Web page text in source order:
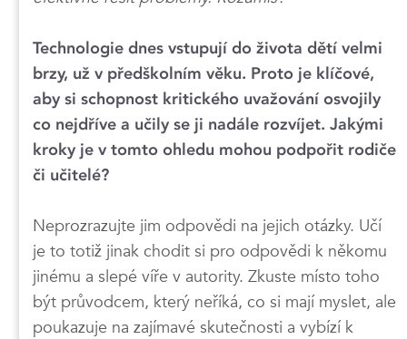
Technologie dnes vstupují do života dětí velmi
brzy, už v předškolním věku. Proto je klíčové,
aby si schopnost kritického uvažování osvojily
co nejdříve a učily se ji nadále rozvíjet. Jakými
kroky je v tomto ohledu mohou podpořit rodiče
či učitelé?
Neprozrazujte jim odpovědi na jejich otázky. Učí
je to totiž jinak chodit si pro odpovědi k někomu
jinému a slepé víře v autority. Zkuste místo toho
být průvodcem, který neříká, co si mají myslet, ale
poukazuje na zajímavé skutečnosti a vybízí k